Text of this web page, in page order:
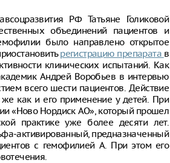
РФ Татьяне Голиковой
объединений пациентов и
было направлено открытое
регистрацию препарата в
клинических испытаний. Как
Андрей Воробьев в интервью
всего шести пациентов. Действие
как и его применение у детей. При
«Ново Нордиск АО», который прошел
практике уже более десяти лет.
активированный, предназначенный
с гемофилией А. При этом его